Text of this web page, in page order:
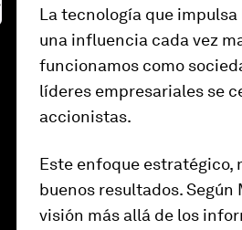
La tecnología que
una influencia cada vez
funcionamos como
líderes empresariales se
accionistas.
Este enfoque estratégico,
buenos resultados.
visión más allá de los